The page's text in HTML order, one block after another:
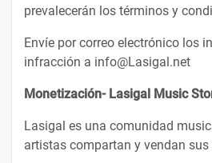
prevalecerán los términos y
Envíe por correo electrónico los
infracción a info@Lasigal.net
Monetización- Lasigal Music
Lasigal es una comunidad
artistas compartan y vendan